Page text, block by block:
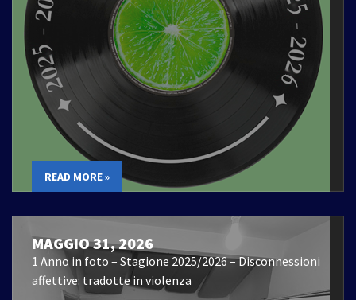
READ MORE »
MAGGIO 31, 2026
1 Anno in foto – Stagione 2025/2026 – Disconnessioni
affettive: tradotte in violenza